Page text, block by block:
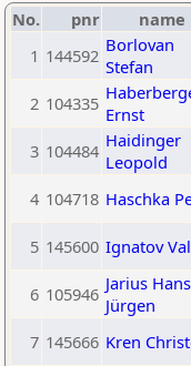
No. pnr name
1 144592 Borlovan
Stefan
2 104335 Ernst
3 104484 Haidinger
Leopold
4 104718 Haschka
5 145600 Ignatov
6 105946 Jarius Hans
Jürgen
7 145666 Kren